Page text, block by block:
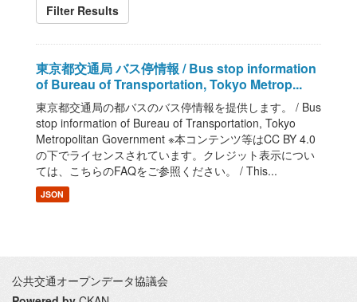
Filter Results
東京都交通局 バス停情報 / Bus stop information
of Bureau of Transportation, Tokyo Metrop...
東京都交通局の都バスのバス停情報を提供します。 / Bus
stop information of Bureau of Transportation, Tokyo
Metropolitan Government ※本コンテンツ等はCC BY 4.0
の下でライセンスされています。クレジット表示につい
ては、こちらのFAQをご参照ください。 / This...
JSON
公共交通オープンデータ協議会